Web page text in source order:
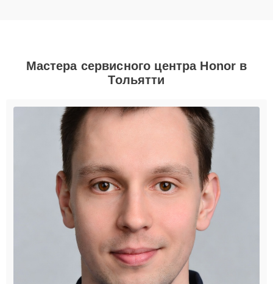
Мастера сервисного центра Honor в
Тольятти